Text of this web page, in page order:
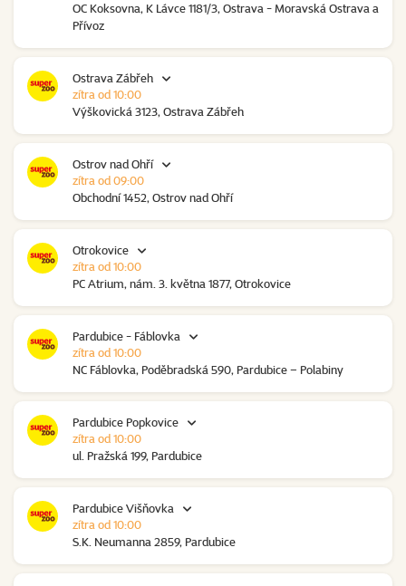
OC Koksovna, K Lávce 1181/3, Ostrava - Moravská Ostrava a
Přívoz
Ostrava Zábřeh
Výškovická 3123, Ostrava Zábřeh
zítra od 10:00
Ostrov nad Ohří
Obchodní 1452, Ostrov nad Ohří
zítra od 09:00
Otrokovice
PC Atrium, nám. 3. května 1877, Otrokovice
zítra od 10:00
Pardubice - Fáblovka
NC Fáblovka, Poděbradská 590, Pardubice – Polabiny
zítra od 10:00
Pardubice Popkovice
ul. Pražská 199, Pardubice
zítra od 10:00
Pardubice Višňovka
S.K. Neumanna 2859, Pardubice
zítra od 10:00